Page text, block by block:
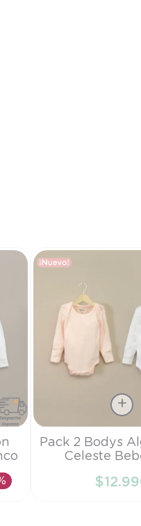
Talla
AÑADIR AL
Pack 2 Bodys
Celeste
$12.